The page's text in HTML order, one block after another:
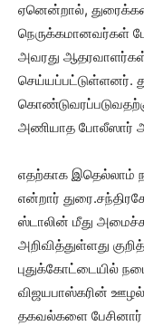
ஏனென்றால்,
நெருக்கமானவர்கள்
அவரது ஆதரவாளர்கள்
செய்யப்பட்டுள்ளனர்.
அணியாத போலீஸார்
எதற்காக இதெல்லாம்
என்றார்
ஸ்டாலின் மீது
அறிவித்துள்ளது
புதுக்கோட்டையில்
விஜயபாஸ்கரின்
தகவல்களை